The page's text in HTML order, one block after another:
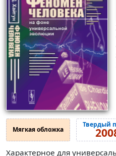
Мягкая обложка
Твердый
Характерное для